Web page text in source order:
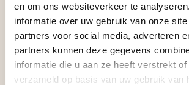
en om ons websiteverkeer te
informatie over uw gebruik van onze
partners voor social media, adverteren
partners kunnen deze gegevens
informatie die u aan ze heeft verstrekt
verzameld op basis van uw gebruik van